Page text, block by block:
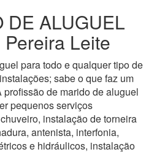
DE ALUGUEL
Leite
para todo e qualquer tipo de
sabe o que faz um
de marido de aluguel
pequenos serviços
instalação de torneira
antenista, interfonia,
e hidráulicos, instalação